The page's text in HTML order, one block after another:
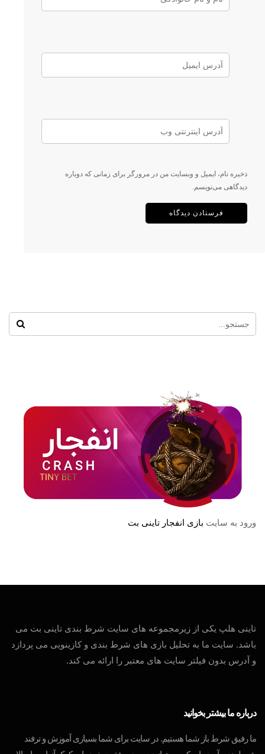
ذخیره نام، ایمیل و وبسایت من در مرورگر برای زمانی که دوباره
دیدگاهی می‌نویسم.
ورود به سایت بازی انفجار تاینی بت
تاینی هلپ یکی از زیرمجموعه های سایت شرط بندی تاینی بت می
باشد. سایت ما به تحلیل بازی های شرط بندی و کازینویی می پردازد
و آدرس بدون فیلتر سایت های معتبر را ارائه می کند.
درباره ما بیشتر بخوانید
ما رفیق شرط باز شما هستیم. در سایت برای شما بسیاری آموزش و ترفند